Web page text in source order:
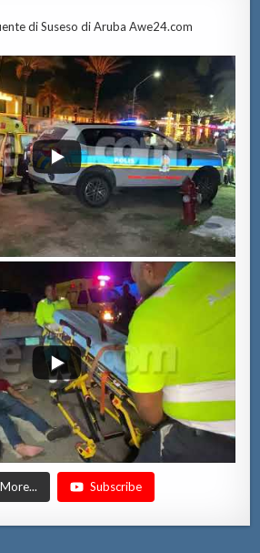
di Suseso di Aruba Awe24.com
Subscribe